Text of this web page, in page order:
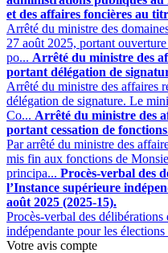
et des affaires foncières au
Arrêté du ministre des
27 août 2025, portant
po... Arrêté du ministre des
portant délégation de
Arrêté du ministre des affaires
délégation de signature. Le
Co... Arrêté du ministre des
portant cessation de
Par arrêté du ministre des
mis fin aux fonctions de
principa... Procès-verbal des
l’Instance supérieure
août 2025 (2025-15).
Procès-verbal des
indépendante pour les
Votre avis compte